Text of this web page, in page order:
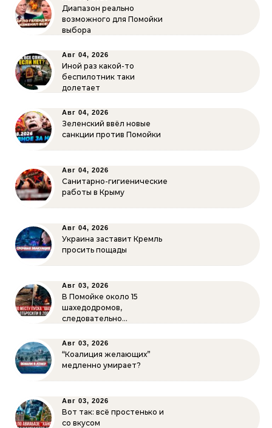
Диапазон реально
возможного для Помойки
выбора
Авг 04, 2026
Иной раз какой-то
беспилотник таки
долетает
Авг 04, 2026
Зеленский ввёл новые
санкции против Помойки
Авг 04, 2026
Санитарно-гигиенические
работы в Крыму
Авг 04, 2026
Украина заставит Кремль
просить пощады
Авг 03, 2026
В Помойке около 15
шахедодромов,
следовательно…
Авг 03, 2026
“Коалиция желающих”
медленно умирает?
Авг 03, 2026
Вот так: всё простенько и
со вкусом